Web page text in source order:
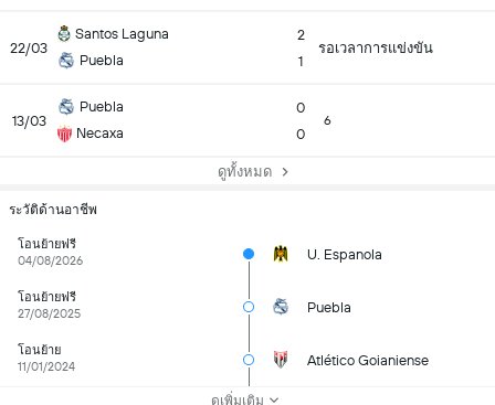
22/03
Santos Laguna
Puebla
2
1
รอเวลาการแข่งขัน
13/03
Puebla
Necaxa
0
0
6
ดูทั้งหมด
ระวัติด้านอาชีพ
โอนย้ายฟรี
04/08/2026
U. Espanola
โอนย้ายฟรี
27/08/2025
Puebla
โอนย้าย
11/01/2024
Atlético Goianiense
ดูเพิ่มเติม